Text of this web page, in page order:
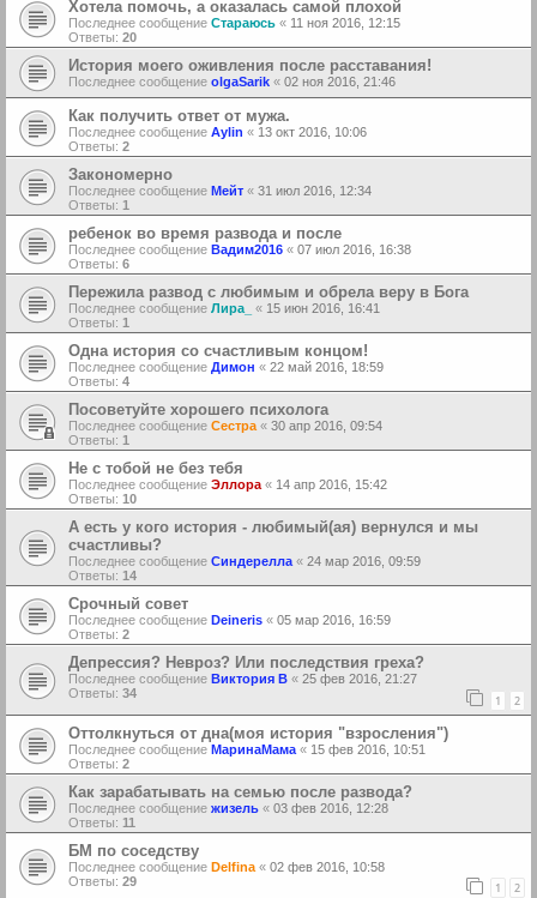
Хотела помочь, а оказалась самой плохой
Последнее сообщение Стараюсь « 11 ноя 2016, 12:15
Ответы: 20
История моего оживления после расставания!
Последнее сообщение olgaSarik « 02 ноя 2016, 21:46
Как получить ответ от мужа.
Последнее сообщение Aylin « 13 окт 2016, 10:06
Ответы: 2
Закономерно
Последнее сообщение Мейт « 31 июл 2016, 12:34
Ответы: 1
ребенок во время развода и после
Последнее сообщение Вадим2016 « 07 июл 2016, 16:38
Ответы: 6
Пережила развод с любимым и обрела веру в Бога
Последнее сообщение Лира_ « 15 июн 2016, 16:41
Ответы: 1
Одна история со счастливым концом!
Последнее сообщение Димон « 22 май 2016, 18:59
Ответы: 4
Посоветуйте хорошего психолога
Последнее сообщение Сестра « 30 апр 2016, 09:54
Ответы: 1
Не с тобой не без тебя
Последнее сообщение Эллора « 14 апр 2016, 15:42
Ответы: 10
А есть у кого история - любимый(ая) вернулся и мы
счастливы?
Последнее сообщение Синдерелла « 24 мар 2016, 09:59
Ответы: 14
Срочный совет
Последнее сообщение Deineris « 05 мар 2016, 16:59
Ответы: 2
Депрессия? Невроз? Или последствия греха?
Последнее сообщение Виктория В « 25 фев 2016, 21:27
Ответы: 34 1 2
Оттолкнуться от дна(моя история "взросления")
Последнее сообщение МаринаМама « 15 фев 2016, 10:51
Ответы: 2
Как зарабатывать на семью после развода?
Последнее сообщение жизель « 03 фев 2016, 12:28
Ответы: 11
БМ по соседству
Последнее сообщение Delfina « 02 фев 2016, 10:58
Ответы: 29 1 2